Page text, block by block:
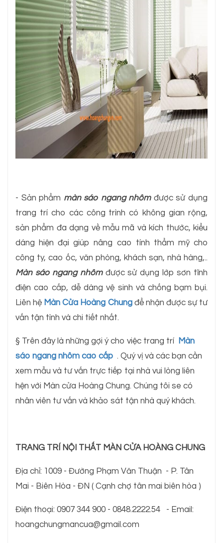
- Sản phẩm màn sáo ngang nhômđược sử dụng
trang trí cho các công trình có không gian rộng,
sản phẩm đa dạng về mẫu mã và kích thước, kiểu
dáng hiện đại giúp nâng cao tính thẩm mỹ cho
công ty, cao ốc, văn phòng, khách sạn, nhà hàng,..
Màn sáo ngang nhômđược sử dụng lớp sơn tĩnh
điện cao cấp, dễ dàng vệ sinh và chống bạm bụi.
Liên hệ Màn Cửa Hoàng Chungđể nhận được sự tư
vấn tận tình và chi tiết nhất.
§ Trên đây là những gợi ý cho việc trang trí
Màn
sáo ngang nhôm cao cấp . Quý vị và các bạn cần
xem mẫu và tư vấn trực tiếp tại nhà vui lòng liên
hện với Màn cửa Hoàng Chung. Chúng tôi se có
nhân viên tư vấn và khảo sát tận nhà quý khách.
TRANG TRÍ NỘI THẤT MÀN CỬA HOÀNG CHUNG
Địa chỉ: 1009 - Đường Phạm Văn Thuận - P. Tân
Mai - Biên Hòa - ĐN ( Cạnh chợ tân mai biên hòa )
Điện thoại: 0907 344 900 - 0848.2222.54 - Email:
hoangchungmancua@gmail.com